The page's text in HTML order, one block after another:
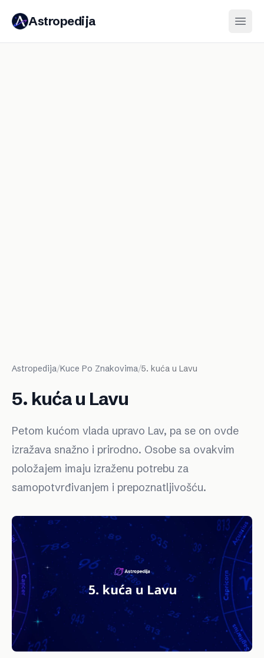
Astropedija
Astropedija/Kuce Po Znakovima/5. kuća u Lavu
5. kuća u Lavu
Petom kućom vlada upravo Lav, pa se on ovde
izražava snažno i prirodno. Osobe sa ovakvim
položajem imaju izraženu potrebu za
samopotvrđivanjem i prepoznatljivošću.